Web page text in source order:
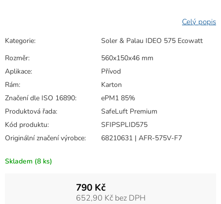
Skladem (8 ks)
Kategorie:
Soler & Palau IDEO 575 Ecowatt
Rozměr:
560x150x46 mm
Aplikace:
Přívod
Rám:
Karton
Značení dle ISO 16890:
ePM1 85%
Produktová řada:
SafeLuft Premium
Kód produktu:
SFIPSPLID575
Originální značení výrobce: 68210631 | AFR-575V-F7
790 Kč
652,90 Kč bez DPH